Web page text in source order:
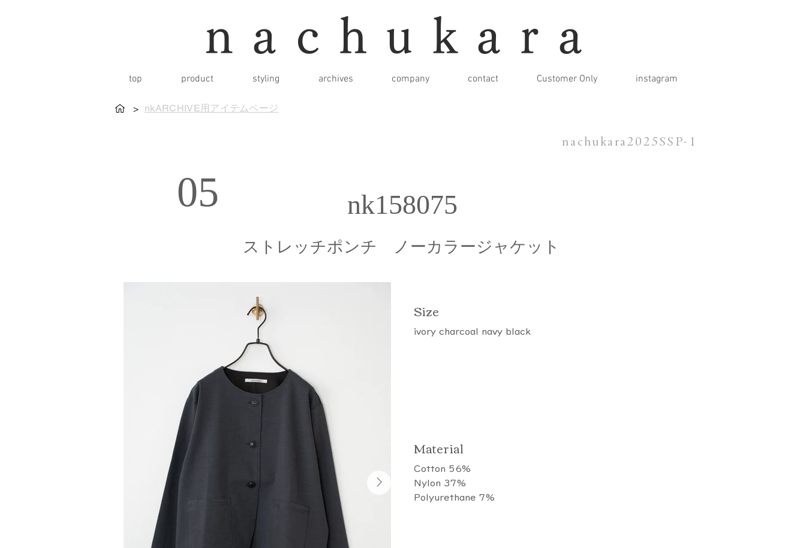
nachukara
top product styling archives company contact Customer Only instagram
> nkARCHIVE用アイテムページ
nachukara2025SSP-1
05 nk158075
ストレッチポンチ ノーカラージャケット
​Size
ivory charcoal navy black
​Material
Cotton 56%
Nylon 37%
Polyurethane 7%